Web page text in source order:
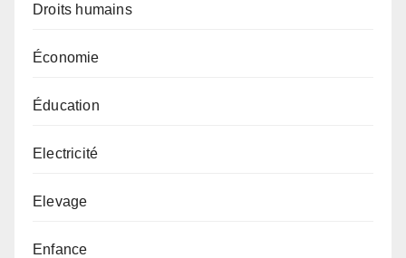
Droits humains
Économie
Éducation
Electricité
Elevage
Enfance